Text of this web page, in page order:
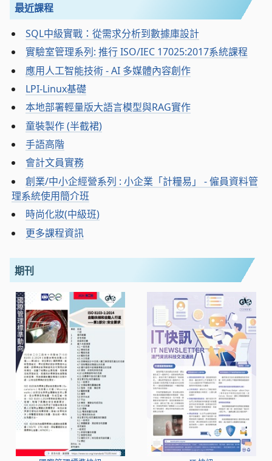
最近課程
SQL中級實戰：從需求分析到數據庫設計
實驗室管理系列: 推行 ISO/IEC 17025:2017系統課程
應用人工智能技術 - AI 多媒體內容創作
LPI-Linux基礎
本地部署輕量版大語言模型與RAG實作
童裝製作 (半截裙)
手語高階
會計文員實務
創業/中小企經營系列 : 小企業「計糧易」 - 僱員資料管
理系統使用簡介班
時尚化妝(中級班)
更多課程資訊
期刊